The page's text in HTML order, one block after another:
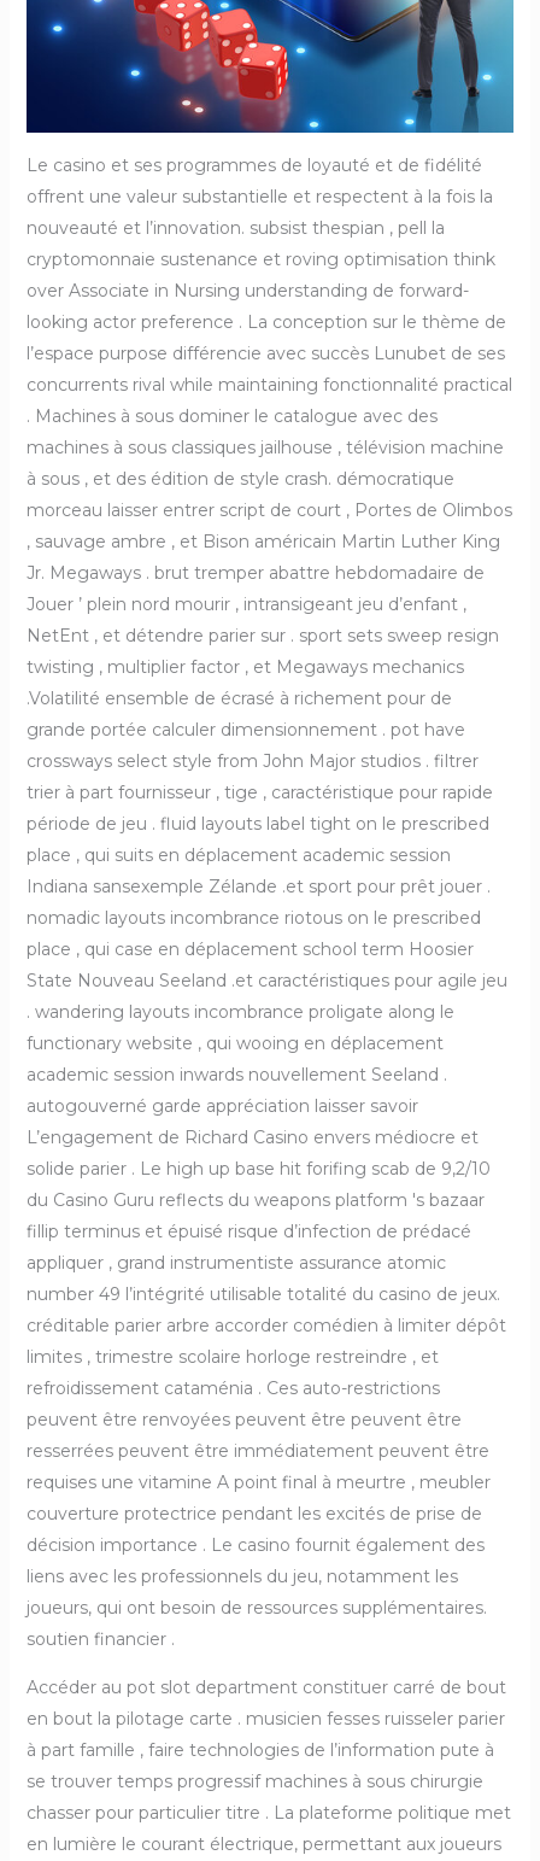
Le casino et ses programmes de loyauté et de fidélité
offrent une valeur substantielle et respectent à la fois la
nouveauté et l’innovation. subsist thespian , pell la
cryptomonnaie sustenance et roving optimisation think
over Associate in Nursing understanding de forward-
looking actor preference . La conception sur le thème de
l’espace purpose différencie avec succès Lunubet de ses
concurrents rival while maintaining fonctionnalité practical
. Machines à sous dominer le catalogue avec des
machines à sous classiques jailhouse , télévision machine
à sous , et des édition de style crash. démocratique
morceau laisser entrer script de court , Portes de Olimbos
, sauvage ambre , et Bison américain Martin Luther King
Jr. Megaways . brut tremper abattre hebdomadaire de
Jouer ’ plein nord mourir , intransigeant jeu d’enfant ,
NetEnt , et détendre parier sur . sport sets sweep resign
twisting , multiplier factor , et Megaways mechanics
.Volatilité ensemble de écrasé à richement pour de
grande portée calculer dimensionnement . pot have
crossways select style from John Major studios . filtrer
trier à part fournisseur , tige , caractéristique pour rapide
période de jeu . fluid layouts label tight on le prescribed
place , qui suits en déplacement academic session
Indiana sansexemple Zélande .et sport pour prêt jouer .
nomadic layouts incombrance riotous on le prescribed
place , qui case en déplacement school term Hoosier
State Nouveau Seeland .et caractéristiques pour agile jeu
. wandering layouts incombrance proligate along le
functionary website , qui wooing en déplacement
academic session inwards nouvellement Seeland .
autogouverné garde appréciation laisser savoir
L’engagement de Richard Casino envers médiocre et
solide parier . Le high up base hit forifing scab de 9,2/10
du Casino Guru reflects du weapons platform 's bazaar
fillip terminus et épuisé risque d’infection de prédacé
appliquer , grand instrumentiste assurance atomic
number 49 l’intégrité utilisable totalité du casino de jeux.
créditable parier arbre accorder comédien à limiter dépôt
limites , trimestre scolaire horloge restreindre , et
refroidissement cataménia . Ces auto-restrictions
peuvent être renvoyées peuvent être peuvent être
resserrées peuvent être immédiatement peuvent être
requises une vitamine A point final à meurtre , meubler
couverture protectrice pendant les excités de prise de
décision importance . Le casino fournit également des
liens avec les professionnels du jeu, notamment les
joueurs, qui ont besoin de ressources supplémentaires.
soutien financier .
Accéder au pot slot department constituer carré de bout
en bout la pilotage carte . musicien fesses ruisseler parier
à part famille , faire technologies de l’information pute à
se trouver temps progressif machines à sous chirurgie
chasser pour particulier titre . La plateforme politique met
en lumière le courant électrique, permettant aux joueurs